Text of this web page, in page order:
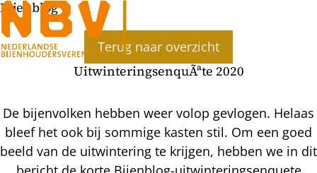
Bijenblog
Terug naar overzicht
UitwinteringsenquÃªte 2020
De bijenvolken hebben weer volop gevlogen. Helaas
bleef het ook bij sommige kasten stil. Om een goed
beeld van de uitwintering te krijgen, hebben we in dit